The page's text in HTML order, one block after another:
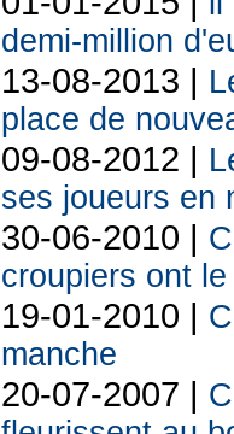
demi-million
13-08-2013 |
place de
09-08-2012 |
ses joueurs en
30-06-2010 |
croupiers ont
19-01-2010 |
manche
20-07-2007 |